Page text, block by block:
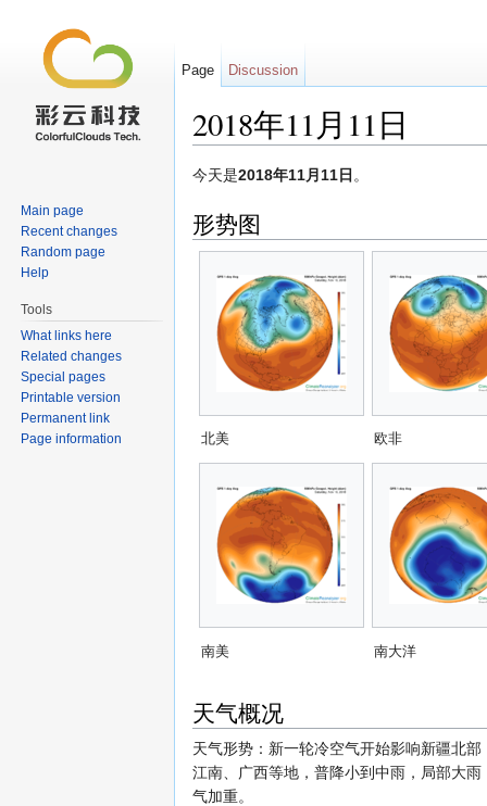
2018年11月11日
今天是2018年11月11日 。
形势图
北美 欧非
南美 南大洋
天气概况
天气形势：新一轮冷空气开始影响新疆北
江南、广西等地，普降小到中雨，局部大
气加重。
Page Discussion
Main page
Recent changes
Random page
Help
Tools
What links here
Related changes
Special pages
Printable version
Permanent link
Page information